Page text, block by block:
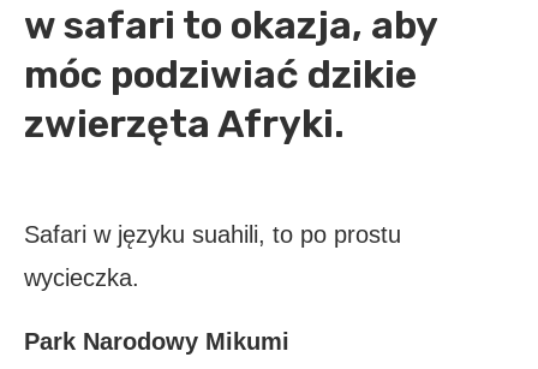
w safari to okazja, aby
móc podziwiać dzikie
zwierzęta Afryki.
Safari w języku suahili, to po prostu
wycieczka.
Park Narodowy Mikumi